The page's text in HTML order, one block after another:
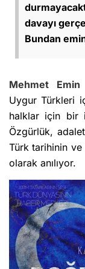
davayı
Bundan
Mehmet Emin
Uygur Türkleri
halklar için bir
Özgürlük,
Türk tarihinin ve
olarak anılıyor.